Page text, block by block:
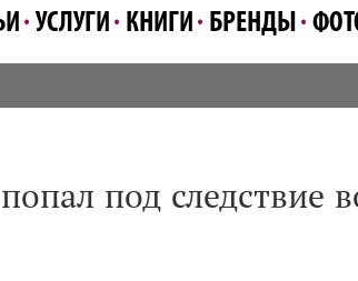
УСЛУГИ КНИГИ БРЕНДЫ
под следствие